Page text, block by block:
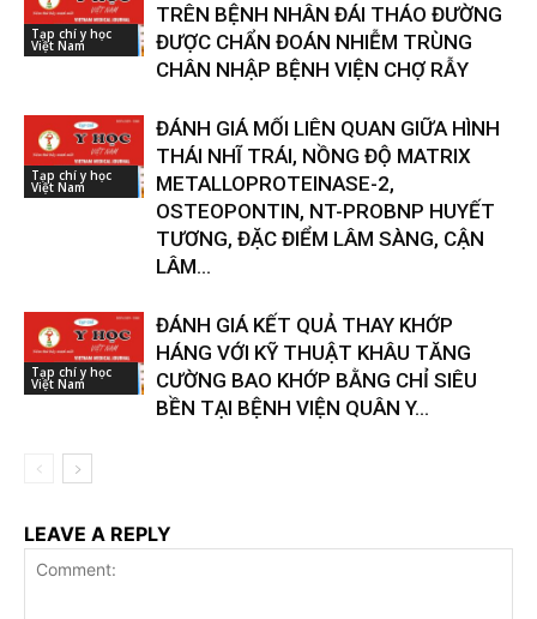
Tạp chí y học
Việt Nam
TRÊN BỆNH NHÂN ĐÁI THÁO ĐƯỜNG
ĐƯỢC CHẨN ĐOÁN NHIỄM TRÙNG
CHÂN NHẬP BỆNH VIỆN CHỢ RẪY
Tạp chí y học
Việt Nam
ĐÁNH GIÁ MỐI LIÊN QUAN GIỮA HÌNH
THÁI NHĨ TRÁI, NỒNG ĐỘ MATRIX
METALLOPROTEINASE-2,
OSTEOPONTIN, NT-PROBNP HUYẾT
TƯƠNG, ĐẶC ĐIỂM LÂM SÀNG, CẬN
LÂM...
Tạp chí y học
Việt Nam
ĐÁNH GIÁ KẾT QUẢ THAY KHỚP
HÁNG VỚI KỸ THUẬT KHÂU TĂNG
CƯỜNG BAO KHỚP BẰNG CHỈ SIÊU
BỀN TẠI BỆNH VIỆN QUÂN Y...
LEAVE A REPLY